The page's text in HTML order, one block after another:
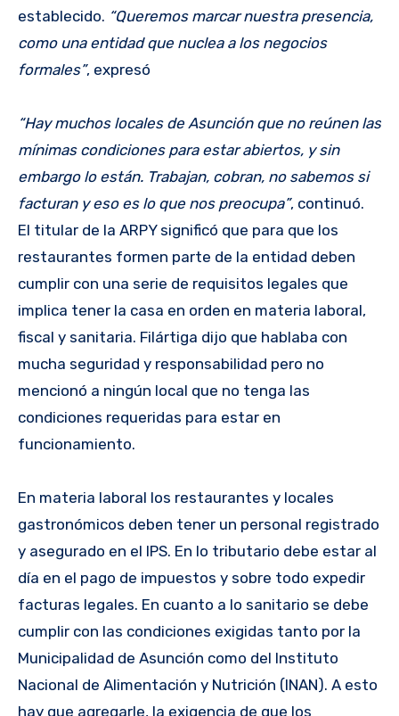
establecido. “Queremos marcar nuestra presencia,
como una entidad que nuclea a los negocios
formales”, expresó
“Hay muchos locales de Asunción que no reúnen las
mínimas condiciones para estar abiertos, y sin
embargo lo están. Trabajan, cobran, no sabemos si
facturan y eso es lo que nos preocupa”, continuó.
El titular de la ARPY significó que para que los
restaurantes formen parte de la entidad deben
cumplir con una serie de requisitos legales que
implica tener la casa en orden en materia laboral,
fiscal y sanitaria. Filártiga dijo que hablaba con
mucha seguridad y responsabilidad pero no
mencionó a ningún local que no tenga las
condiciones requeridas para estar en
funcionamiento.
En materia laboral los restaurantes y locales
gastronómicos deben tener un personal registrado
y asegurado en el IPS. En lo tributario debe estar al
día en el pago de impuestos y sobre todo expedir
facturas legales. En cuanto a lo sanitario se debe
cumplir con las condiciones exigidas tanto por la
Municipalidad de Asunción como del Instituto
Nacional de Alimentación y Nutrición (INAN). A esto
hay que agregarle, la exigencia de que los